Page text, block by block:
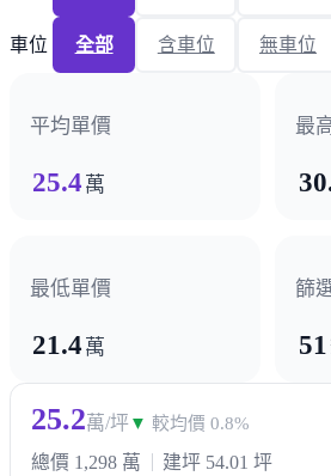
車位 全部 含車位 無車位
平均單價
25.4 萬
最
最低單價
21.4 萬
篩
51
25.2萬/坪▼ 較均價 0.8%
總價 1,298 萬
建坪 54.01 坪